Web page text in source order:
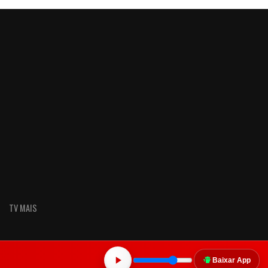
TV MAIS
Baixar App